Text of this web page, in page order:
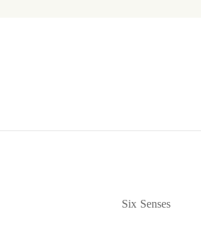
Six Senses